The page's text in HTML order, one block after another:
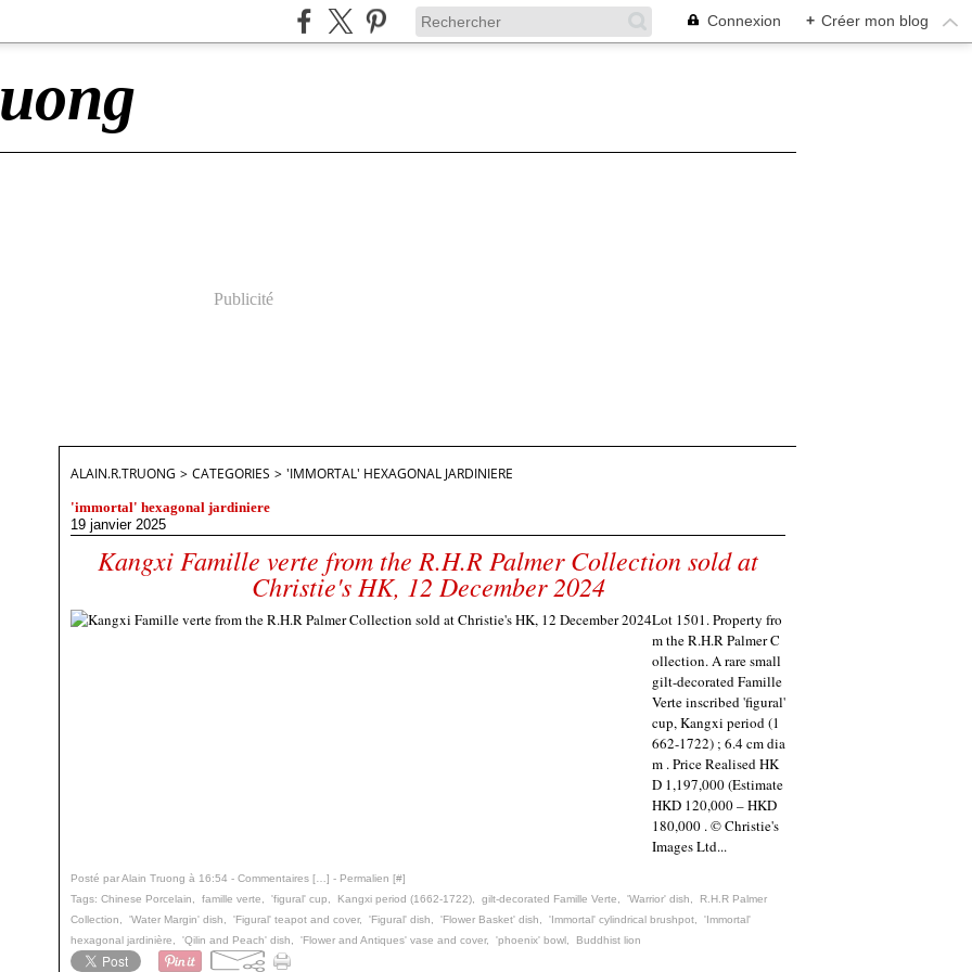
Connexion + Créer mon blog
Publicité
ALAIN.R.TRUONG > CATEGORIES > 'IMMORTAL' HEXAGONAL JARDINIERE
'immortal' hexagonal jardiniere
19 janvier 2025
Kangxi Famille verte from the R.H.R Palmer Collection sold at
Christie's HK, 12 December 2024
Lot 1501. Property fro
m the R.H.R Palmer C
ollection. A rare small
gilt-decorated Famille
Verte inscribed 'figural'
cup, Kangxi period (1
662-1722) ; 6.4 cm dia
m . Price Realised HK
D 1,197,000 (Estimate
HKD 120,000 – HKD
180,000 . © Christie's
Images Ltd...
Posté par Alain Truong à 16:54 - Commentaires [ ] - Permalien [#]
Tags: Chinese Porcelain famille verte 'figural' cup Kangxi period (1662-1722) gilt-decorated Famille Verte 'Warrior' dish
R.H.R Palmer
Collection
'Water Margin' dish 'Figural' teapot and cover, 'Figural' dish 'Flower Basket' dish 'Immortal' cylindrical brushpot
'Immortal'
hexagonal jardinière
'Qilin and Peach' dish 'Flower and Antiques' vase and cover, 'phoenix' bowl Buddhist lion